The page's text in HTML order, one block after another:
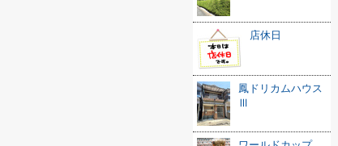
店休日
鳳ドリカムハウス
Ⅲ